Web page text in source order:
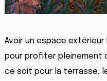
Avoir un espace
pour profiter pleinement
ce soit pour la terrasse,